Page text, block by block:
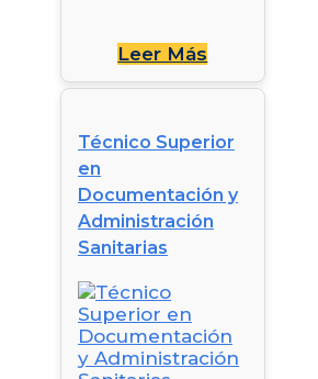
Leer Más
Técnico Superior
en
Documentación y
Administración
Sanitarias